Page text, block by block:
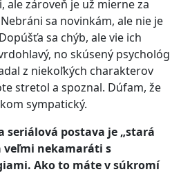
ale zároveň je už mierne za
sa novinkám, ale nie je
sa chýb, ale vie ich
no skúsený psychológ
z niekoľkých charakterov
stretol a spoznal. Dúfam, že
sympatický.
seriálová postava je „stará
veľmi nekamaráti s
Ako to máte v súkromí